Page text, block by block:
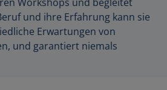
und ihre Erfahrung kann sie
Erwartungen von
und garantiert niemals